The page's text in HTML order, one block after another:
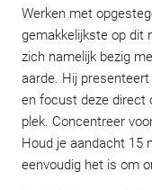
Werken met
gemakkelijkste op dit
zich namelijk bezig
aarde. Hij
en focust deze direct
plek. Concentreer
Houd je aandacht 15
eenvoudig het is om